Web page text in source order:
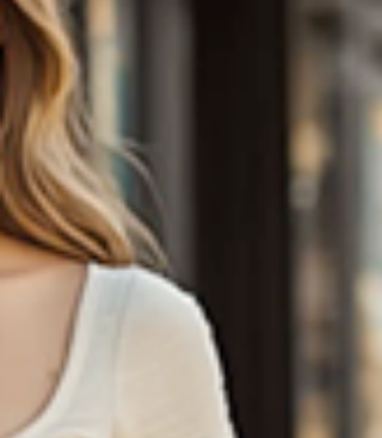
먼저 프릴리지가 무엇인지 정확히 말씀드리겠습니
다. 프릴리지는 주성분 '닥록세틴'을 함유한 경구용
치료제로, 뇌 속 세로토닌의 재흡수를 조절하여 사
정 반응을 안정화시키는 방식으로 작용합니다. 본
항우울제로 개발되었으나 조루 증상 개선에 탁월
효과가 입증되어